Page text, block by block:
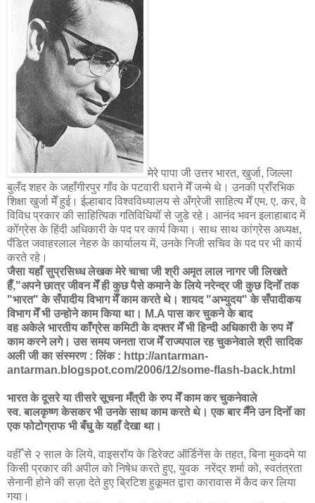
मेरे पापा जी उत्तर भारत, खुर्जा, जिल्ला
बुलँद शहर के जहाँगीरपुर गाँव के पटवारी घराने मेँ जन्मे थे। उनकी प्राँरभिक
शिक्षा खुर्जा मेँ हुई। ईल्हाबाद विश्वविध्यालय से अँग्रेजी साहित्य मेँ एम. ए. कर, वे
विविध प्रकार की साहित्यिक गतिविधियोँ से जुडे रहे। आनंद भवन इलाहाबाद में
कोँग्रेस के हिंदी अधिकारी के पद पर कार्य किया। साथ साथ कांग्रेस अध्यक्ष,
पँडित जवाहरलाल नेहरु के कार्यालय में, उनके निजी सचिव के पद पर भी कार्य
करते रहे।
जैसा यहाँ सुप्रसिध्ध लेखकमेरे चाचा जी श्री अमृत लाल नागर जी लिखते
हैँ,"अपने छात्र जीवन मेँ ही कुछ पैसे कमाने के लिये नरेन्द्र जी कुछ दिनोँ तक
"भारत" के सँपादीय विभाग मेँ काम करते थे।शायद "अभ्युदय" के सँपादीकय
विभाग मेँ भी उन्होने काम किया था। M.Aपास कर चुकने के बाद
वह अकेले भारतीय काँग्रेस कमिटी के दफ्तर मेँ भीहिन्दी अधिकारी के रुप मेँ
काम करने लगे। उस समय जनता राज मेँ राज्यपाल रह चुकनेवाले श्री सादिक
अलीजी का संस्मरण : लिंक : http://antarman-
antarman.blogspot.com/2006/12/some-flash-back.html
भारत के दूसरे या तीसरे सूचना मँत्री के रुप मेँ काम कर चुकनेवाले
स्व. बालकृष्ण केसकर भी उनके साथ काम करते थे।एक बार मैँने उन दिनोँ का
एक फोटोग्राफ भी बँधु के यहाँ देखा था।
वहीँ से २ साल के लिये, वाइसरॉय के डिरेक्ट ऑर्डिनेंस के तहत, बिना मुकदमे या
किसी प्रकार की अपील को निषेध करते हुए, युवक नरेंद्र शर्मा को, स्वतंत्रता
सेनानी होने की सज़ा देते हुए ब्रिटिश हुकूमत द्वारा कारावास में कैद कर लिया
गया।